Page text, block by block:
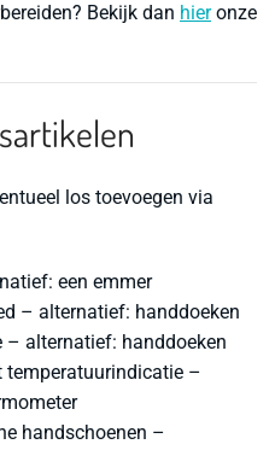
Bekijk dan hieronze
los toevoegen via
een emmer
– alternatief: handdoeken
alternatief: handdoeken
temperatuurindicatie –
handschoenen –